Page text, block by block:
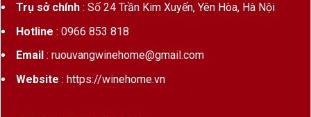
Trụ sở chính: Số 24 Trần Kim Xuyến, Yên Hòa, Hà Nội
Hotline : 0966 853 818
Email : ruouvangwinehome@gmail.com
Website : https://winehome.vn